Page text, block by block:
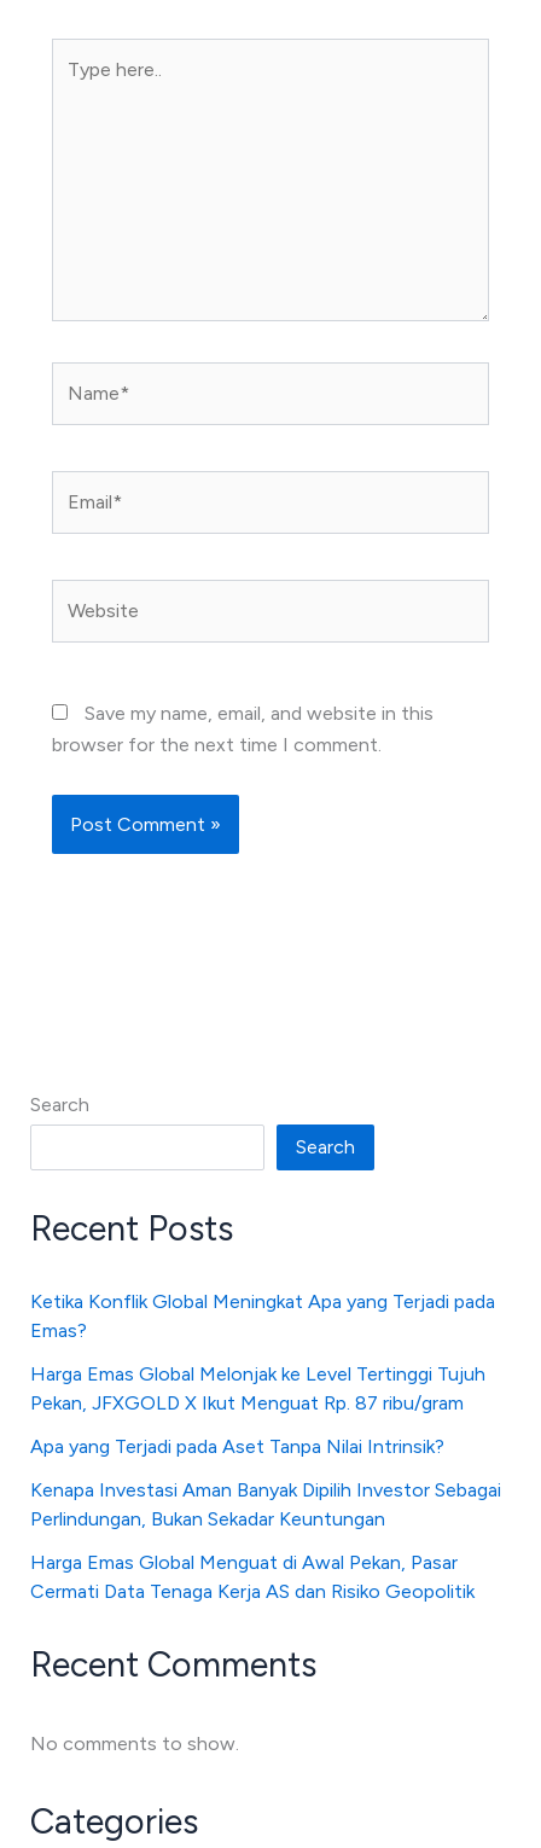
here..
Save my name, email, and website in this
browser for the next time I comment.
Search
Search
Recent Posts
Ketika Konflik Global Meningkat Apa yang Terjadi pada
Emas?
Harga Emas Global Melonjak ke Level Tertinggi Tujuh
Pekan, JFXGOLD X Ikut Menguat Rp. 87 ribu/gram
Apa yang Terjadi pada Aset Tanpa Nilai Intrinsik?
Kenapa Investasi Aman Banyak Dipilih Investor Sebagai
Perlindungan, Bukan Sekadar Keuntungan
Harga Emas Global Menguat di Awal Pekan, Pasar
Cermati Data Tenaga Kerja AS dan Risiko Geopolitik
Recent Comments
No comments to show.
Categories